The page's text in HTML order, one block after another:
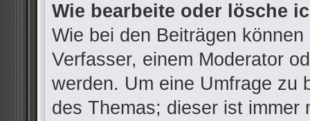
Wie bearbeite oder lösche
Wie bei den Beiträgen
Verfasser, einem Moderator
werden. Um eine Umfrage zu
des Themas; dieser ist immer